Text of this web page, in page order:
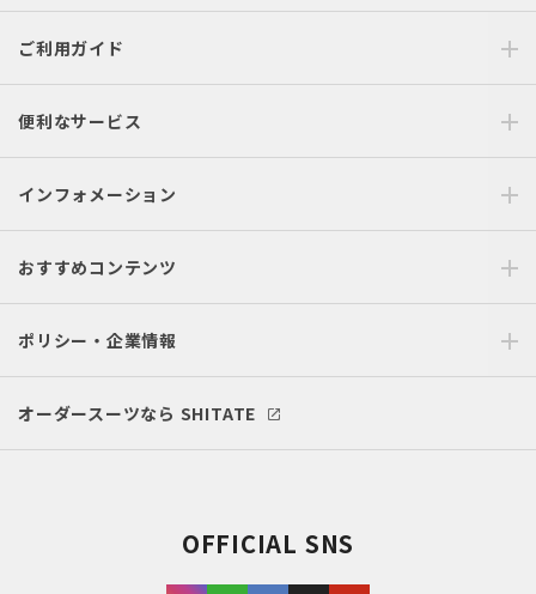
ご利用ガイド
便利なサービス
インフォメーション
おすすめコンテンツ
ポリシー・企業情報
オーダースーツなら SHITATE
OFFICIAL SNS